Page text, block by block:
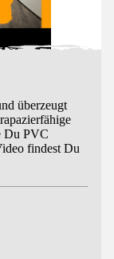
überzeugt
Du PVC
findest Du